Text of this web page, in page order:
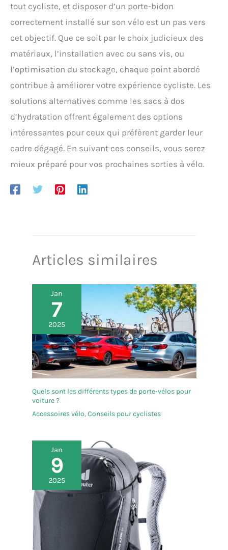
tout cycliste, et disposer d’un porte-bidon
correctement installé sur son vélo est un pas vers
cet objectif. Que ce soit par le choix judicieux des
matériaux, l’installation avec ou sans vis, ou
l’optimisation du stockage, chaque point abordé
contribue à améliorer votre expérience cycliste. Les
solutions alternatives comme les sacs à dos
d’hydratation offrent également des options
intéressantes pour ceux qui préfèrent garder leur
cadre dégagé. En suivant ces conseils, vous serez
mieux préparé pour vos prochaines sorties à vélo.
Articles similaires
Jan
7
2025
Quels sont les différents types de porte-vélos pour
voiture ?
Accessoires vélo,Conseils pour cyclistes
Jan
9
2025